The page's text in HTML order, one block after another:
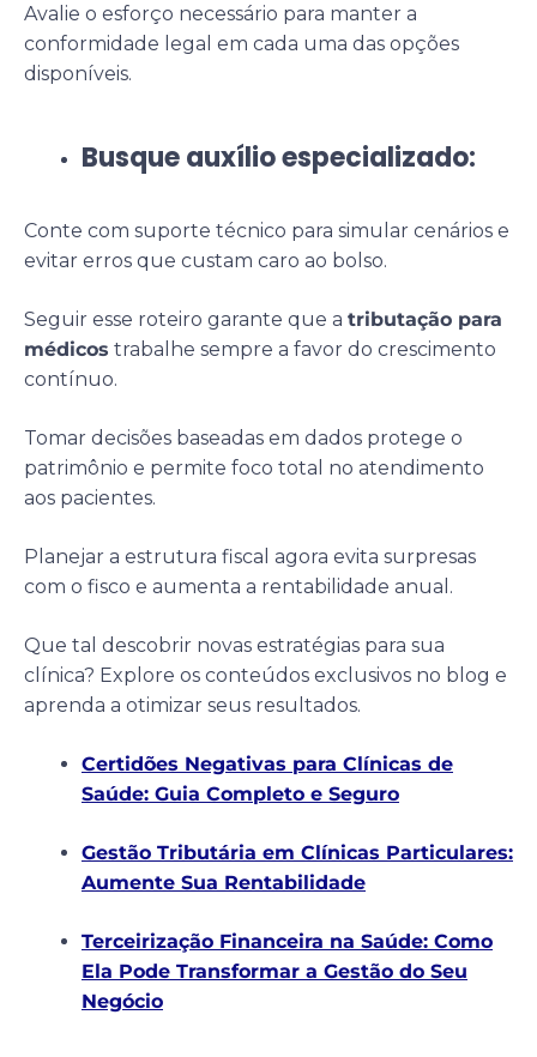
Avalie o esforço necessário para manter a
conformidade legal em cada uma das opções
disponíveis.
Busque auxílio especializado:
Conte com suporte técnico para simular cenários e
evitar erros que custam caro ao bolso.
Seguir esse roteiro garante que a tributação para
médicos trabalhe sempre a favor do crescimento
contínuo.
Tomar decisões baseadas em dados protege o
patrimônio e permite foco total no atendimento
aos pacientes.
Planejar a estrutura fiscal agora evita surpresas
com o fisco e aumenta a rentabilidade anual.
Que tal descobrir novas estratégias para sua
clínica? Explore os conteúdos exclusivos no blog e
aprenda a otimizar seus resultados.
Certidões Negativas para Clínicas de
Saúde: Guia Completo e Seguro
Gestão Tributária em Clínicas Particulares:
Aumente Sua Rentabilidade
Terceirização Financeira na Saúde: Como
Ela Pode Transformar a Gestão do Seu
Negócio